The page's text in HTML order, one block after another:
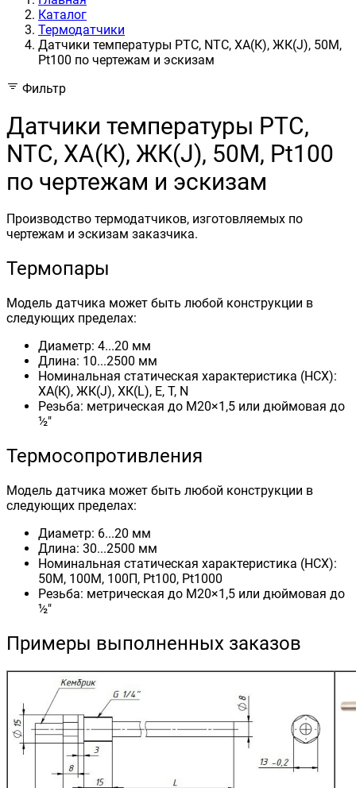
Каталог
Термодатчики
Датчики температуры PTС, NTC, ХА(К), ЖК(J), 50М,
Pt100 по чертежам и эскизам
Фильтр
Датчики температуры PTС,
NTC, ХА(К), ЖК(J), 50М, Pt100
по чертежам и эскизам
Производство термодатчиков, изготовляемых по
чертежам и эскизам заказчика.
Термопары
Модель датчика может быть любой конструкции в
следующих пределах:
Диаметр: 4...20 мм
Длина: 10...2500 мм
Номинальная статическая характеристика (НСХ):
ХА(К), ЖК(J), ХК(L), E, T, N
Резьба: метрическая до М20×1,5 или дюймовая до
½"
Термосопротивления
Модель датчика может быть любой конструкции в
следующих пределах:
Диаметр: 6...20 мм
Длина: 30...2500 мм
Номинальная статическая характеристика (НСХ):
50М, 100М, 100П, Pt100, Pt1000
Резьба: метрическая до М20×1,5 или дюймовая до
½"
Примеры выполненных заказов